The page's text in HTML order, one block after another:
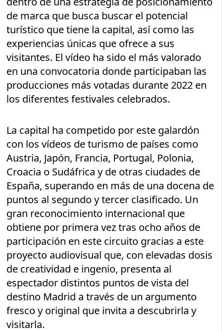
de marca que busca buscar el potencial
turístico que tiene la capital, así como las
experiencias únicas que ofrece a sus
visitantes. El vídeo ha sido el más valorado
en una convocatoria donde participaban las
producciones más votadas durante 2022 en
los diferentes festivales celebrados.
La capital ha competido por este galardón
con los vídeos de turismo de países como
Austria, Japón, Francia, Portugal, Polonia,
Croacia o Sudáfrica y de otras ciudades de
España, superando en más de una docena de
puntos al segundo y tercer clasificado. Un
gran reconocimiento internacional que
obtiene por primera vez tras ocho años de
participación en este circuito gracias a este
proyecto audiovisual que, con elevadas dosis
de creatividad e ingenio, presenta al
espectador distintos puntos de vista del
destino Madrid a través de un argumento
fresco y original que invita a descubrirla y
visitarla.